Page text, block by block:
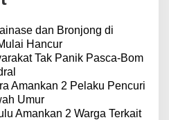
dan Bronjong di
Hancur
Tak Panik Pasca-Bom
Amankan 2 Pelaku Pencuri
Umur
Amankan 2 Warga Terkait